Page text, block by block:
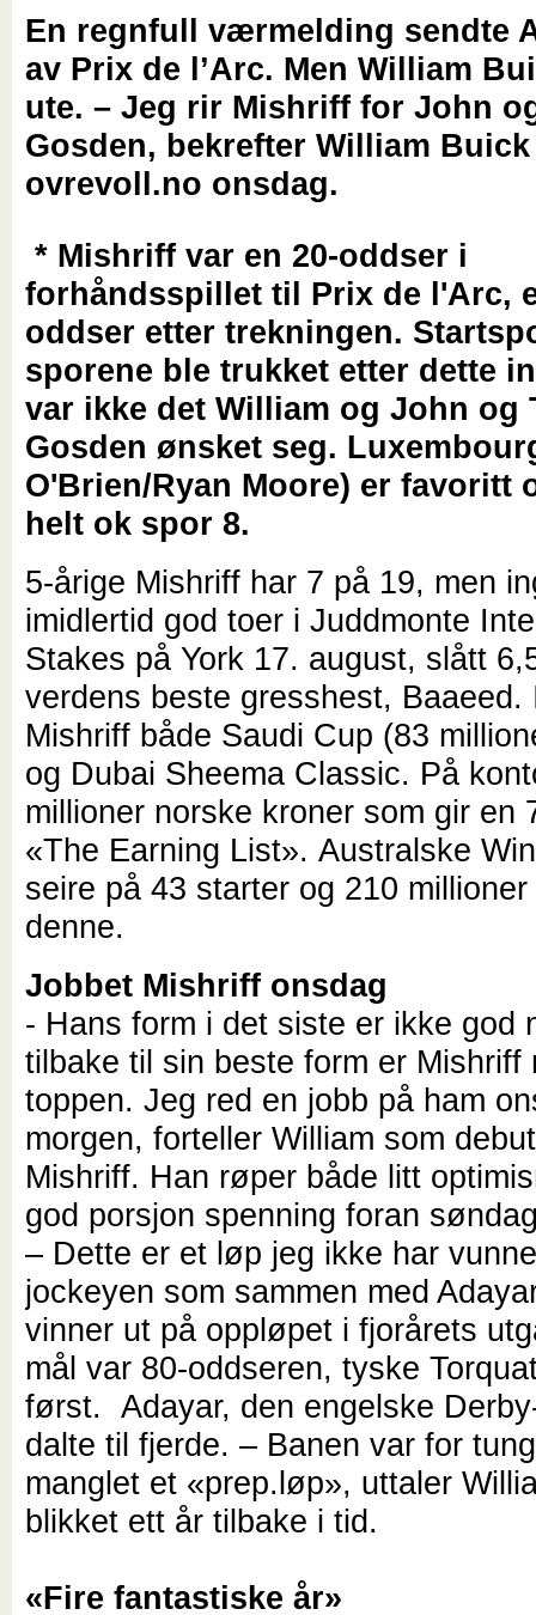
En regnfull værmelding sendte
av Prix de l’Arc. Men William
ute. – Jeg rir Mishriff for John
Gosden, bekrefter William
ovrevoll.no onsdag.
* Mishriff var en 20-oddser i
forhåndsspillet til Prix de l'Arc,
oddser etter trekningen.
sporene ble trukket etter dette
var ikke det William og John og
Gosden ønsket seg.
O'Brien/Ryan Moore) er favoritt
helt ok spor 8.
5-årige Mishriff har 7 på 19, men
imidlertid god toer i Juddmonte
Stakes på York 17. august, slått
verdens beste gresshest, Baaeed.
Mishriff både Saudi Cup (83
og Dubai Sheema Classic. På
millioner norske kroner som gir en
«The Earning List».Australske
seire på 43 starter og 210
denne.
Jobbet Mishriff onsdag
- Hans form i det siste er ikke god
tilbake til sin beste form er Mishriff
toppen. Jeg red en jobb på ham
morgen, forteller William som
Mishriff. Han røper både litt
god porsjon spenning foran
– Dette er et løp jeg ikke har
jockeyen som sammen med
vinner ut på oppløpet i fjorårets
mål var 80-oddseren, tyske
først. Adayar, den engelske
dalte til fjerde. – Banen var for
manglet et «prep.løp», uttaler
blikket ett år tilbake i tid.
«Fire fantastiske år»